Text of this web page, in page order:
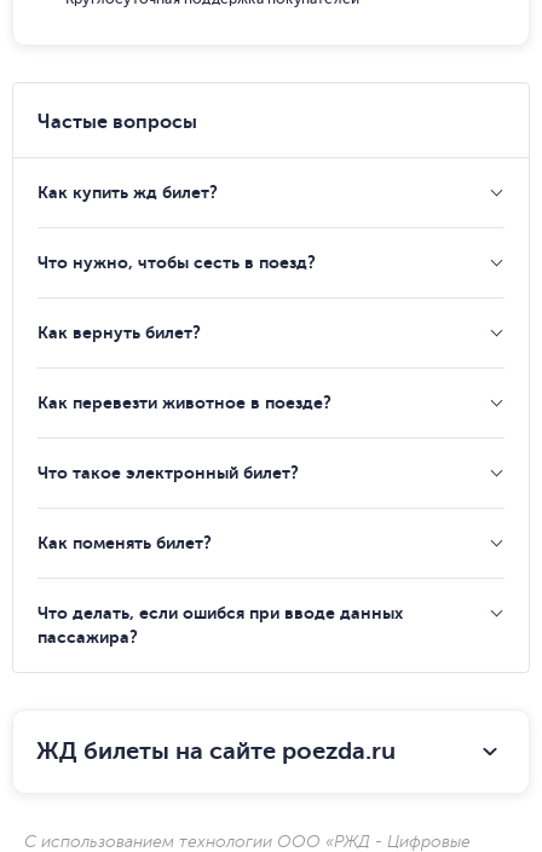
Частые вопросы
Как купить жд билет?
Что нужно, чтобы сесть в поезд?
Как вернуть билет?
Как перевезти животное в поезде?
Что такое электронный билет?
Как поменять билет?
Что делать, если ошибся при вводе данных
пассажира?
ЖД билеты на сайте poezda.ru
С использованием технологии ООО «РЖД - Цифровые